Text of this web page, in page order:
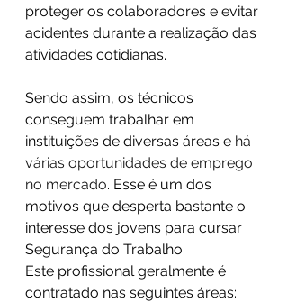
proteger os colaboradores e evitar
acidentes durante a realização das
atividades cotidianas.
Sendo assim, os técnicos
conseguem trabalhar em
instituições de diversas áreas e há
várias oportunidades de emprego
no mercado. Esse é um dos
motivos que desperta bastante o
interesse dos jovens para cursar
Segurança do Trabalho.
Este profissional geralmente é
contratado nas seguintes áreas: